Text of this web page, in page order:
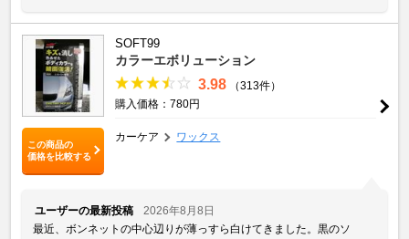
この商品の
価格を比較する
SOFT99
カラーエボリューション
3.98
（313件）
購入価格：780円
カーケア ワックス
ユーザーの最新投稿
2026年8月8日
最近、ボンネットの中心辺りが薄っすら白けてきました。黒のソ